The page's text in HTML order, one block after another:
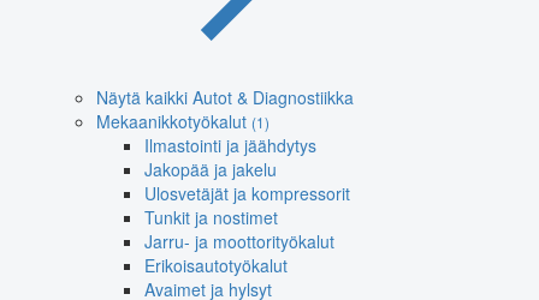
Näytä kaikki Autot & Diagnostiikka
Mekaanikkotyökalut (1)
Ilmastointi ja jäähdytys
Jakopää ja jakelu
Ulosvetäjät ja kompressorit
Tunkit ja nostimet
Jarru- ja moottorityökalut
Erikoisautotyökalut
Avaimet ja hylsyt